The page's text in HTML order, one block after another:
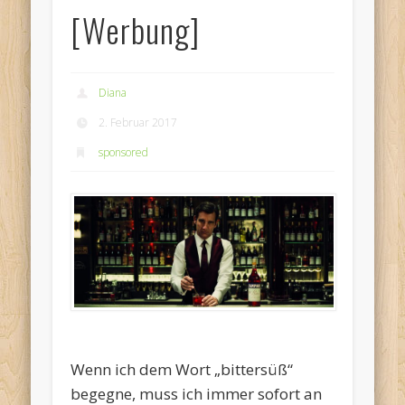
[Werbung]
Diana
2. Februar 2017
sponsored
Wenn ich dem Wort „bittersüß“
begegne, muss ich immer sofort an